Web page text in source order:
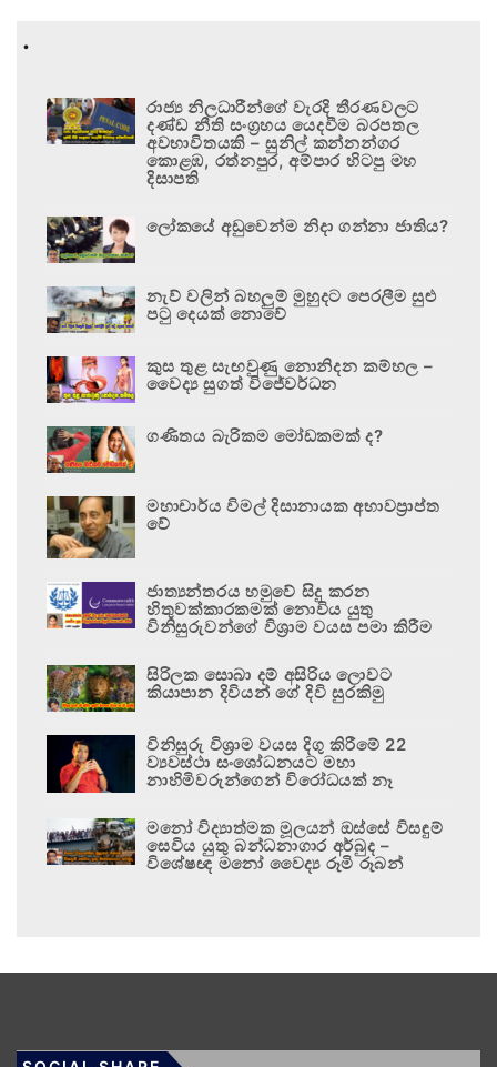
.
රාජ්‍ය නිලධාරීන්ගේ වැරදි තීරණවලට
දණ්ඩ නීති සංග්‍රහය යෙදවීම බරපතල
අවභාවිතයකි – සුනිල් කන්නන්ගර
කොළඹ, රත්නපුර, අම්පාර හිටපු මහ
දිසාපති
ලෝකයේ අඩුවෙන්ම නිදා ගන්නා ජාතිය?
නැව් වලින් බහලුම් මුහුදට පෙරලීම සුළු
පටු දෙයක් නොවේ
කුස තුළ සැඟවුණු නොනිදන කම්හල –
වෛද්‍ය සුගත් විජේවර්ධන
ගණිතය බැරිකම මෝඩකමක් ද?
මහාචාර්ය විමල් දිසානායක අභාවප්‍රාප්ත
වේ
ජාත්‍යන්තරය හමුවේ සිදු කරන
හිතුවක්කාරකමක් නොවිය යුතු
විනිසුරුවන්ගේ විශ්‍රාම වයස පමා කිරීම
සිරිලක සොබා දම් අසිරිය ලොවට
කියාපාන දිවියන් ගේ දිවි සුරකිමු
විනිසුරු විශ්‍රාම වයස දිගු කිරීමේ 22
ව්‍යවස්ථා සංශෝධනයට මහා
නාහිමිවරුන්ගෙන් විරෝධයක් නෑ
මනෝ විද්‍යාත්මක මූලයන් ඔස්සේ විසඳුම්
සෙවිය යුතු බන්ධනාගාර අර්බුද –
විශේෂඥ මනෝ වෛද්‍ය රූමි රූබන්